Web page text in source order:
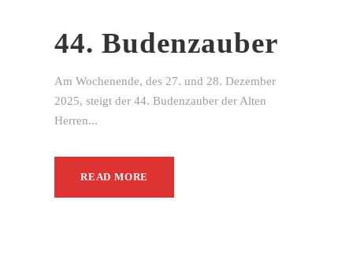
44. Budenzauber
Am Wochenende, des 27. und 28. Dezember
2025, steigt der 44. Budenzauber der Alten
Herren...
READ MORE